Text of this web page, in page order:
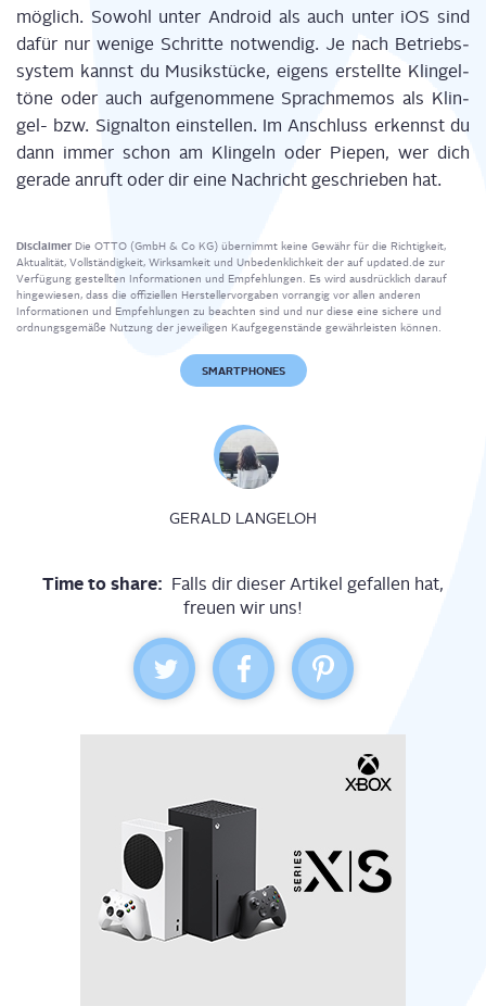
mög­lich. Sowohl unter Android als auch unter iOS sind
dafür nur weni­ge Schrit­te not­wen­dig. Je nach Betriebs­
sys­tem kannst du Musik­stü­cke, eigens erstell­te Klin­gel­
tö­ne oder auch auf­ge­nom­me­ne Sprach­me­mos als Klin­
gel- bzw. Signal­ton ein­stel­len. Im Anschluss erkennst du
dann immer schon am Klin­geln oder Pie­pen, wer dich
gera­de anruft oder dir eine Nach­richt geschrie­ben hat.
Disclaimer Die OTTO (GmbH & Co KG) übernimmt keine Gewähr für die Richtigkeit,
Aktualität, Vollständigkeit, Wirksamkeit und Unbedenklichkeit der auf updated.de zur
Verfügung gestellten Informationen und Empfehlungen. Es wird ausdrücklich darauf
hingewiesen, dass die offiziellen Herstellervorgaben vorrangig vor allen anderen
Informationen und Empfehlungen zu beachten sind und nur diese eine sichere und
ordnungsgemäße Nutzung der jeweiligen Kaufgegenstände gewährleisten können.
SMARTPHONES
GERALD LANGELOH
Time to share: Falls dir dieser Artikel gefallen hat,
freuen wir uns!